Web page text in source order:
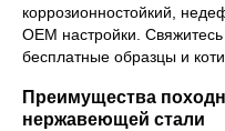
коррозионностойкий,
OEM настройки.
бесплатные образцы и
Преимущества
нержавеющей стали